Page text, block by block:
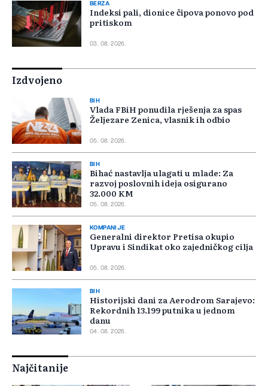
BERZA
Indeksi pali, dionice čipova ponovo pod
pritiskom
03. 08. 2026.
Izdvojeno
BIH
Vlada FBiH ponudila rješenja za spas
Željezare Zenica, vlasnik ih odbio
05. 08. 2026.
BIH
Bihać nastavlja ulagati u mlade: Za
razvoj poslovnih ideja osigurano
32.000 KM
05. 08. 2026.
KOMPANIJE
Generalni direktor Pretisa okupio
Upravu i Sindikat oko zajedničkog cilja
05. 08. 2026.
BIH
Historijski dani za Aerodrom Sarajevo:
Rekordnih 13.199 putnika u jednom
danu
04. 08. 2026.
Najčitanije